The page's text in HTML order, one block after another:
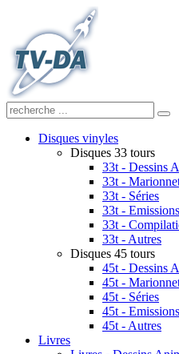
Disques vinyles
Disques 33 tours
33t - Dessins
33t -
33t - Séries
33t - Emissions
33t -
33t - Autres
Disques 45 tours
45t - Dessins
45t -
45t - Séries
45t - Emissions
45t - Autres
Livres